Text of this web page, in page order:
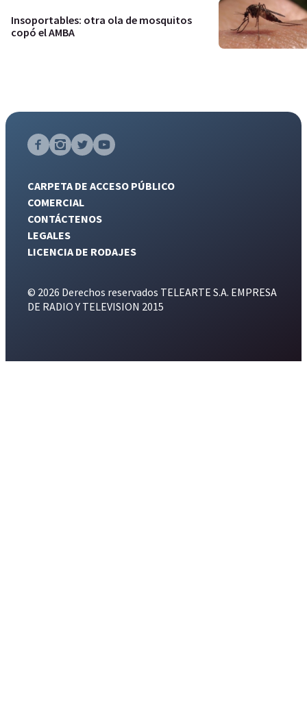
Insoportables: otra ola de mosquitos
copó el AMBA
CARPETA DE ACCESO PÚBLICO
COMERCIAL
CONTÁCTENOS
LEGALES
LICENCIA DE RODAJES
© 2026 Derechos reservados TELEARTE S.A. EMPRESA
DE RADIO Y TELEVISION 2015